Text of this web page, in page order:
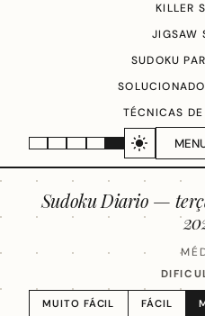
KILLER
JIGSAW
SUDOKU
TÉCNICAS
Sudoku Diario —
MUITO FÁCIL FÁCIL